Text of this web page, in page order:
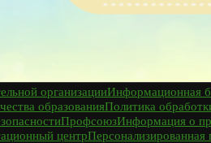
организацииИнформационная
образованияПолитика
ПрофсоюзИнформация о
центрПерсонализированная